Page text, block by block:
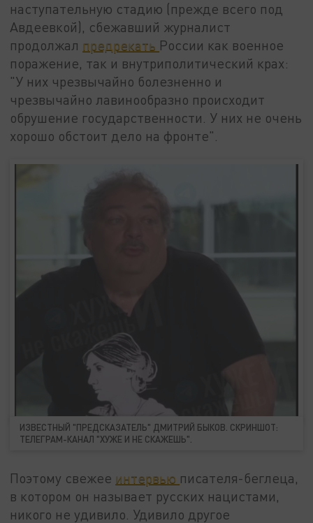
наступательную стадию (прежде всего под
Авдеевкой), сбежавший журналист
продолжал предрекать России как военное
поражение, так и внутриполитический крах:
"У них чрезвычайно болезненно и
чрезвычайно лавинообразно происходит
обрушение государственности. У них не очень
хорошо обстоит дело на фронте".
ИЗВЕСТНЫЙ "ПРЕДСКАЗАТЕЛЬ" ДМИТРИЙ БЫКОВ. СКРИНШОТ:
ТЕЛЕГРАМ-КАНАЛ "ХУЖЕ И НЕ СКАЖЕШЬ".
Поэтому свежее интервью писателя-беглеца,
в котором он называет русских нацистами,
никого не удивило. Удивило другое